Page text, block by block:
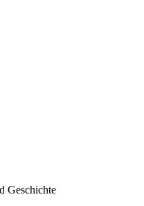
Geschichte